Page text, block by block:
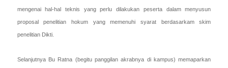
mengenai hal-hal teknis yang perlu dilakukan peserta dalam menyusun
proposal penelitian hokum yang memenuhi syarat berdasarkam skim
penelitian Dikti.
Selanjutnya Bu Ratna (begitu panggilan akrabnya di kampus) memaparkan